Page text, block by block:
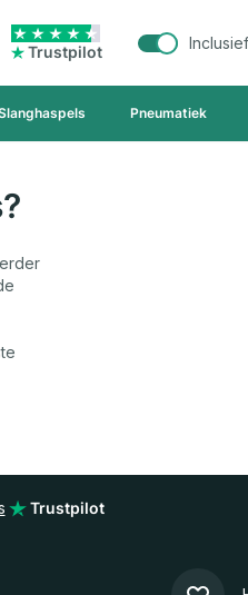
Trustpilot
Pneumatiek
Trustpilot